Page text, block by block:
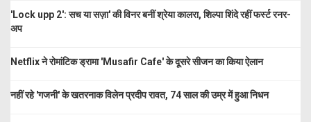
'Lock upp 2': सच या सज़ा' की विनर बनीं श्रेया कालरा, शिल्पा शिंदे रहीं फर्स्ट रनर-
अप
Netflix ने रोमांटिक ड्रामा 'Musafir Cafe' के दूसरे सीजन का किया ऐलान
नहीं रहे 'गजनी' के खतरनाक विलेन प्रदीप रावत, 74 साल की उम्र में हुआ निधन